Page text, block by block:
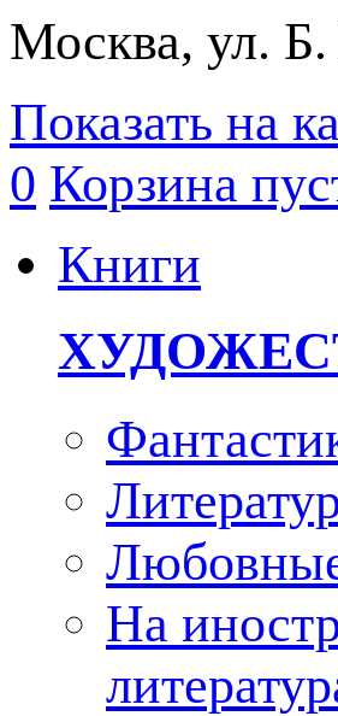
Москва, ул.
Показать на
0 Корзина
Книги
На